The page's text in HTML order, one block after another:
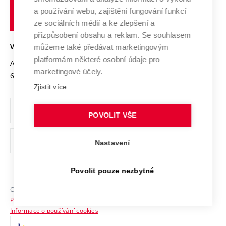
Transfer znalostí
Open Science
Projekty
Projekty ze strukturálních fondů
Specifický výzkum
Služby univerzity
Mezinárodní dohody
Univerzitní sítě
Podnikavá univerzita / ContriBUTe
Bezpečná univerzita
Vyznamenání
Organizační struktura
Ochrana osobních údajů
odkaz)
Sociální bezpečí
HR Award
učení
technické
VYSOKÉ UČENÍ TECHNICKÉ V BRNĚ
Antonínská 548/1
602 00 Brno
www.vut.cz
vut@vutbr.cz
Copyright © 2026 VUT
Prohlášení o přístupnosti
Informace o používání cookies
a používání webu, zajištění fungování funkcí
ze sociálních médií a ke zlepšení a
přizpůsobení obsahu a reklam. Se souhlasem
můžeme také předávat marketingovým
platformám některé osobní údaje pro
marketingové účely.
Zjistit více
POVOLIT VŠE
Nastavení
Povolit pouze nezbytné